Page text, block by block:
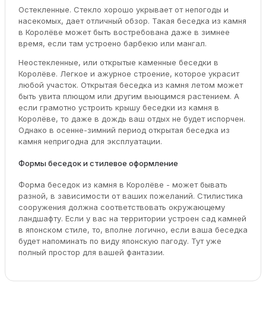
Остекленные. Стекло хорошо укрывает от непогоды и
насекомых, дает отличный обзор. Такая беседка из камня
в Королёве может быть востребована даже в зимнее
время, если там устроено барбекю или мангал.
Неостекленные, или открытые каменные беседки в
Королёве. Легкое и ажурное строение, которое украсит
любой участок. Открытая беседка из камня летом может
быть увита плющом или другим вьющимся растением. А
если грамотно устроить крышу беседки из камня в
Королёве, то даже в дождь ваш отдых не будет испорчен.
Однако в осенне-зимний период открытая беседка из
камня непригодна для эксплуатации.
Формы беседок и стилевое оформление
Форма беседок из камня в Королёве - может бывать
разной, в зависимости от ваших пожеланий. Стилистика
сооружения должна соответствовать окружающему
ландшафту. Если у вас на территории устроен сад камней
в японском стиле, то, вполне логично, если ваша беседка
будет напоминать по виду японскую пагоду. Тут уже
полный простор для вашей фантазии.